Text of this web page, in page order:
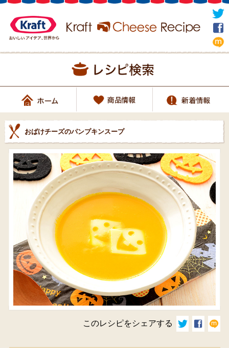
おばけチーズのパンプキンスープ
このレシピをシェアする